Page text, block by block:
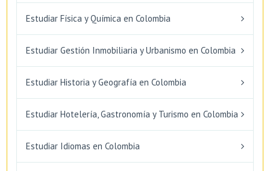
Estudiar Física y Química en Colombia
Estudiar Gestión Inmobiliaria y Urbanismo en Colombia
Estudiar Historia y Geografía en Colombia
Estudiar Hotelería, Gastronomía y Turismo en Colombia
Estudiar Idiomas en Colombia